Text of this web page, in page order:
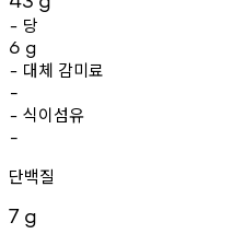
- 당
6 g
- 대체 감미료
-
- 식이섬유
-
단백질
7 g